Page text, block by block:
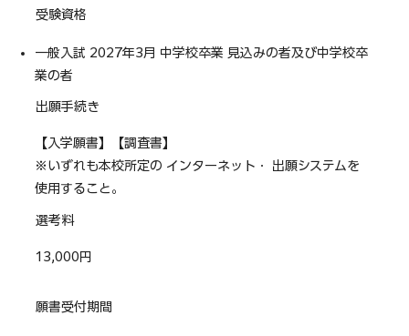
受験資格
一般入試 2027年3月 中学校卒業 見込みの者及び中学校卒
業の者
出願手続き
【入学願書】【調査書】
※いずれも本校所定の インターネット・ 出願システムを
使用すること。
選考料
13,000円
願書受付期間